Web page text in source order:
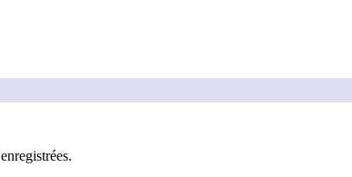
enregistrées.